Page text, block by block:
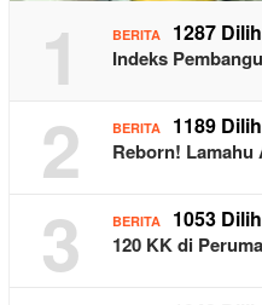
1 BERITA 1287
Indeks
2 BERITA 1189
Reborn!
3 BERITA 1053
120 KK di